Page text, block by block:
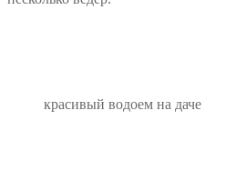
красивый водоем на даче